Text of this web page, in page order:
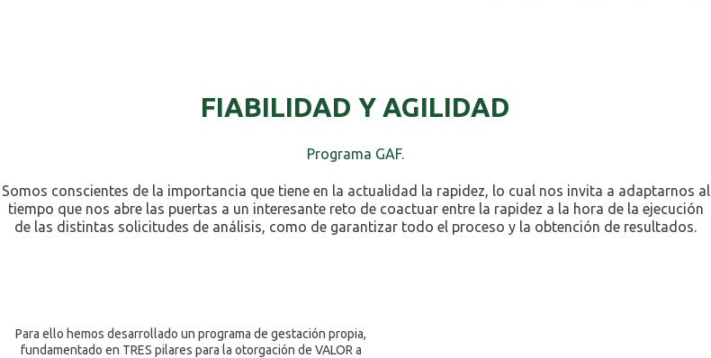
FIABILIDAD Y AGILIDAD
Programa GAF.
Somos conscientes de la importancia que tiene en la actualidad la rapidez, lo cual nos invita a adaptarnos al
tiempo que nos abre las puertas a un interesante reto de coactuar entre la rapidez a la hora de la ejecución
de las distintas solicitudes de análisis, como de garantizar todo el proceso y la obtención de resultados.
Para ello hemos desarrollado un programa de gestación propia,
fundamentado en TRES pilares para la otorgación de VALOR a